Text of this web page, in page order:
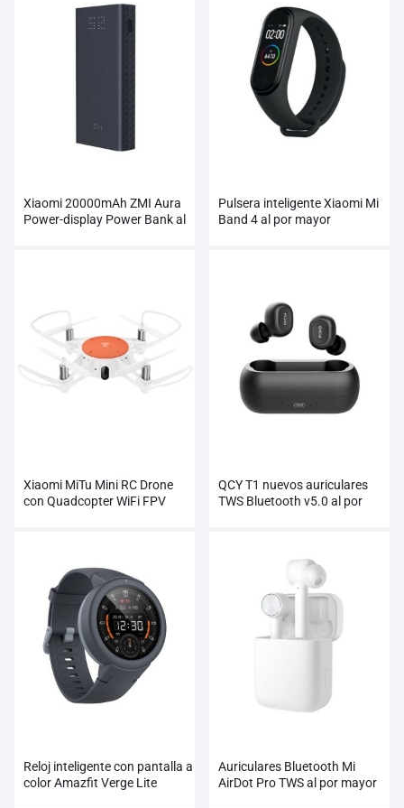
Xiaomi 20000mAh ZMI Aura
Power-display Power Bank al
Pulsera inteligente Xiaomi Mi
Band 4 al por mayor
Xiaomi MiTu Mini RC Drone
con Quadcopter WiFi FPV
QCY T1 nuevos auriculares
TWS Bluetooth v5.0 al por
Reloj inteligente con pantalla a
color Amazfit Verge Lite
Auriculares Bluetooth Mi
AirDot Pro TWS al por mayor